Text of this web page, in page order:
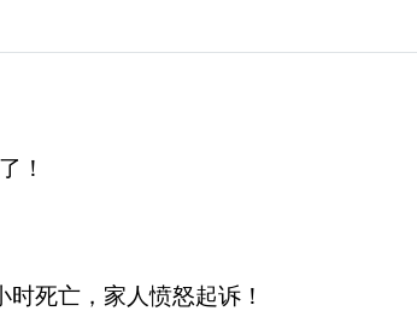
！
死亡，家人愤怒起诉！